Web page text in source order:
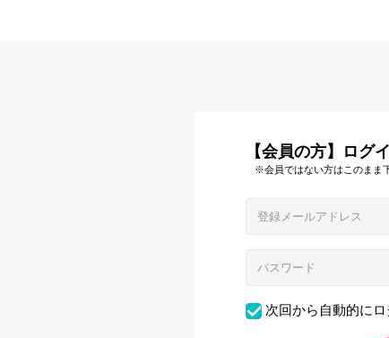
【会員の方】ログ
※会員ではない方はこのまま
次回から自動的に